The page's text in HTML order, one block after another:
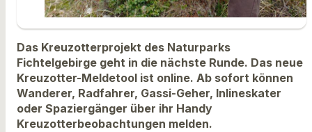
Das Kreuzotterprojekt des Naturparks
Fichtelgebirge geht in die nächste Runde. Das neue
Kreuzotter-Meldetool ist online. Ab sofort können
Wanderer, Radfahrer, Gassi-Geher, Inlineskater
oder Spaziergänger über ihr Handy
Kreuzotterbeobachtungen melden.